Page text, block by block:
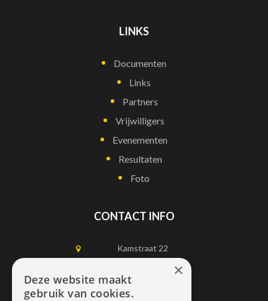
LINKS
Documenten
Links
Partners
Vrijwilligers
Evenementen
Resultaten
Foto
CONTACT INFO
Kamstraat 22
1750 Lennik
0497452898
×
Deze website maakt
gebruik van cookies.